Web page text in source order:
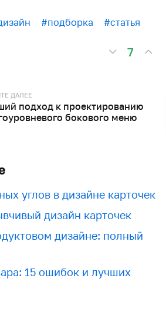
#подборка #статья
7
ДАЛЕЕ
подход к проектированию
бокового меню
углов в дизайне карточек
дизайн карточек
дизайне: полный
15 ошибок и лучших